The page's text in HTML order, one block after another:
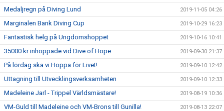
Medaljregn på Diving Lund 2019-11-05 04:26
Marginalen Bank Diving Cup 2019-10-29 16:23
Fantastisk helg på Ungdomshoppet 2019-10-16 10:41
35000 kr inhoppade vid Dive of Hope 2019-09-30 21:37
På lördag ska vi Hoppa för Livet! 2019-09-10 12:42
Uttagning till Utvecklingsverksamheten 2019-09-10 12:33
Madeleine Jarl - Trippel Världsmästare! 2019-08-19 10:36
VM-Guld till Madeleine och VM-Brons till Gunilla! 2019-08-13 22:07